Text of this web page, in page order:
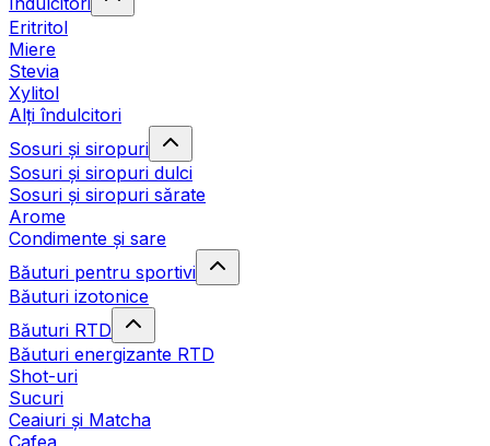
Eritritol
Miere
Stevia
Xylitol
Alți îndulcitori
Sosuri și siropuri
Sosuri și siropuri dulci
Sosuri și siropuri sărate
Arome
Condimente și sare
Băuturi pentru sportivi
Băuturi izotonice
Băuturi RTD
Băuturi energizante RTD
Shot-uri
Sucuri
Ceaiuri și Matcha